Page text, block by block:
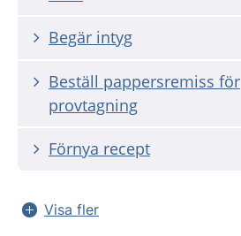
Begär intyg
Beställ pappersremiss för
provtagning
Förnya recept
Visa fler